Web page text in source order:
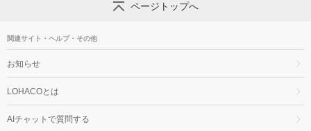
ページトップへ
関連サイト・ヘルプ・その他
お知らせ
LOHACOとは
AIチャットで質問する